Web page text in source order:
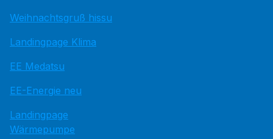
Weihnachtsgruß hissu
Landingpage Klima
EE Medatsu
EE-Energie neu
Landingpage
Wärmepumpe